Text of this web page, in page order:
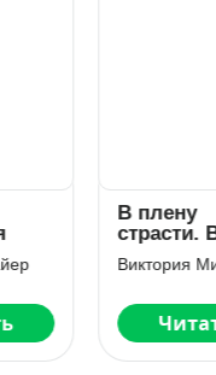
В плену
страсти. В
объятиях
темных
Виктория Миллс
Читать